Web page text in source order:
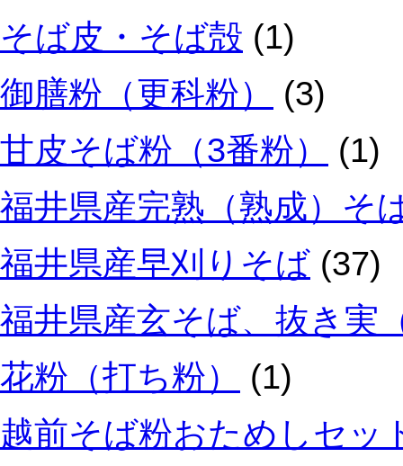
そば皮・そば殻 (1)
御膳粉（更科粉）
(3)
甘皮そば粉（3番粉）
(1)
福井県産完熟（熟成）そ
福井県産早刈りそば (37)
福井県産玄そば、抜き実
花粉（打ち粉）
(1)
越前そば粉おためしセッ